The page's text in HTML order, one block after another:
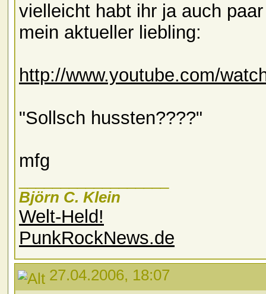
vielleicht habt ihr ja auch
mein aktueller liebling:
http://www.youtube.com/
"Sollsch hussten????"
mfg
Björn C. Klein
Welt-Held!
PunkRockNews.de
27.04.2006, 18:07